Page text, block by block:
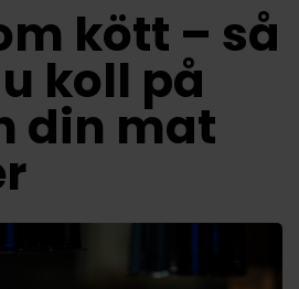
kött – så
koll på
din mat